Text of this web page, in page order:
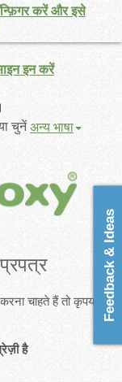
इन करें
चुनेंअन्य भाषा
चाहते हैं तो कृपया
है
Feedback & Ideas
करें और इसे